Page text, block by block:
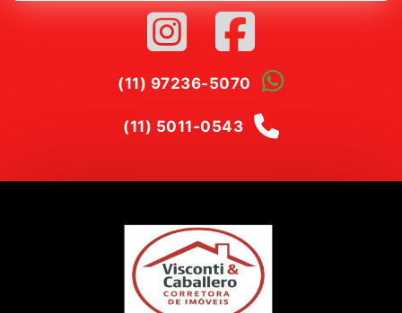
(11) 97236-5070
(11) 5011-0543